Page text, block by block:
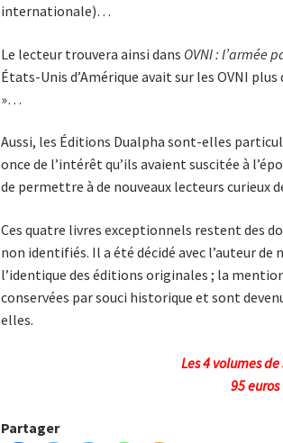
internationale)…
Le lecteur trouvera ainsi dans OVNI : l’armée
États-Unis d’Amérique avait sur les OVNI
»…
Aussi, les Éditions Dualpha sont-elles
once de l’intérêt qu’ils avaient suscitée à
de permettre à de nouveaux lecteurs curieux
Ces quatre livres exceptionnels restent des
non identifiés. Il a été décidé avec l’auteur
l’identique des éditions originales ; la
conservées par souci historique et sont
elles.
Les 4 volumes
95
Partager